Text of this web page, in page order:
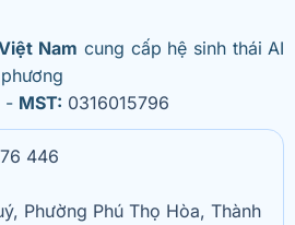
Nam cung cấp hệ sinh thái AI
- MST: 0316015796
446
Phường Phú Thọ Hòa, Thành